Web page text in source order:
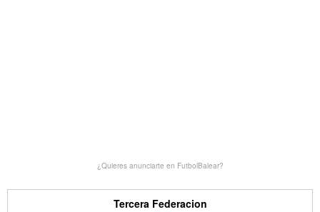
¿Quieres anunciarte en FutbolBalear?
Tercera Federacion